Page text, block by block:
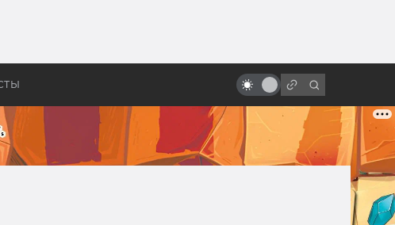
мнению самого Лема